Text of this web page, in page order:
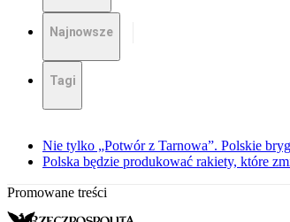
Najnowsze
Tagi
Nie tylko „Potwór z Tarnowa”. Polskie
Polska będzie produkować rakiety, które
Promowane treści